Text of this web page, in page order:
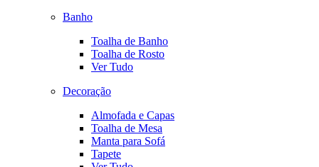
Banho
Toalha de Banho
Toalha de Rosto
Ver Tudo
Decoração
Almofada e Capas
Toalha de Mesa
Manta para Sofá
Tapete